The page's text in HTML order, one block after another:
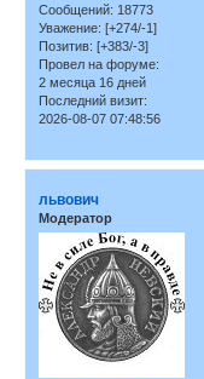
Сообщений: 18773
Уважение: [+274/-1]
Позитив: [+383/-3]
Провел на форуме:
2 месяца 16 дней
Последний визит:
2026-08-07 07:48:56
львович
Модератор